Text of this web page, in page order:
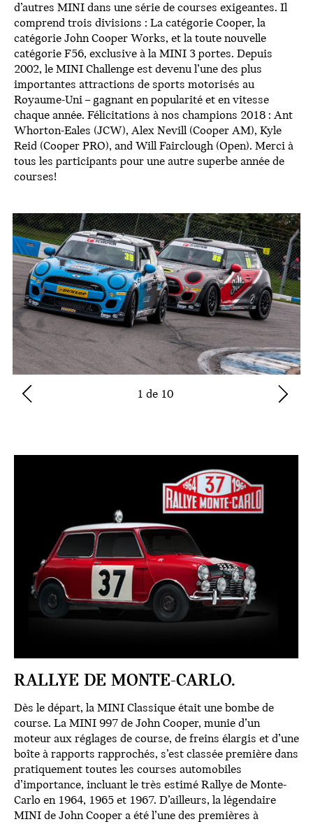
d’autres MINI dans une série de courses exigeantes. Il
comprend trois divisions : La catégorie Cooper, la
catégorie John Cooper Works, et la toute nouvelle
catégorie F56, exclusive à la MINI 3 portes. Depuis
2002, le MINI Challenge est devenu l’une des plus
importantes attractions de sports motorisés au
Royaume-Uni – gagnant en popularité et en vitesse
chaque année. Félicitations à nos champions 2018 : Ant
Whorton-Eales (JCW), Alex Nevill (Cooper AM), Kyle
Reid (Cooper PRO), and Will Fairclough (Open). Merci à
tous les participants pour une autre superbe année de
courses!
1 de 10
RALLYE DE MONTE-CARLO.
Dès le départ, la MINI Classique était une bombe de
course. La MINI 997 de John Cooper, munie d’un
moteur aux réglages de course, de freins élargis et d’une
boîte à rapports rapprochés, s’est classée première dans
pratiquement toutes les courses automobiles
d’importance, incluant le très estimé Rallye de Monte-
Carlo en 1964, 1965 et 1967. D’ailleurs, la légendaire
MINI de John Cooper a été l’une des premières à